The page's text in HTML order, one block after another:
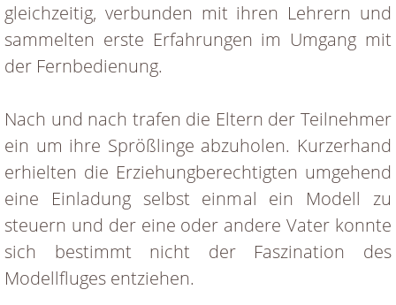
gleichzeitig, verbunden mit ihren Lehrern und
sammelten erste Erfahrungen im Umgang mit
der Fernbedienung.
Nach und nach trafen die Eltern der Teilnehmer
ein um ihre Sprößlinge abzuholen. Kurzerhand
erhielten die Erziehungberechtigten umgehend
eine Einladung selbst einmal ein Modell zu
steuern und der eine oder andere Vater konnte
sich bestimmt nicht der Faszination des
Modellfluges entziehen.